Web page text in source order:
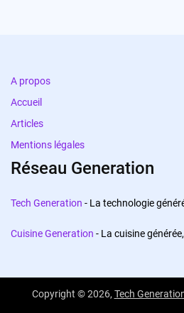
A propos
Accueil
Articles
Mentions légales
Réseau Generation
Tech Generation - La technologie
Cuisine Generation - La cuisine
Copyright © 2026, Tech